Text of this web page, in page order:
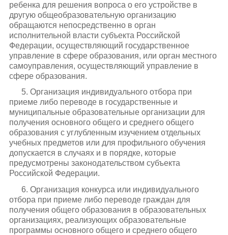
ребенка для решения вопроса о его устройстве в
другую общеобразовательную организацию
обращаются непосредственно в орган
исполнительной власти субъекта Российской
Федерации, осуществляющий государственное
управление в сфере образования, или орган местного
самоуправления, осуществляющий управление в
сфере образования.
5. Организация индивидуального отбора при
приеме либо переводе в государственные и
муниципальные образовательные организации для
получения основного общего и среднего общего
образования с углубленным изучением отдельных
учебных предметов или для профильного обучения
допускается в случаях и в порядке, которые
предусмотрены законодательством субъекта
Российской Федерации.
6. Организация конкурса или индивидуального
отбора при приеме либо переводе граждан для
получения общего образования в образовательных
организациях, реализующих образовательные
программы основного общего и среднего общего